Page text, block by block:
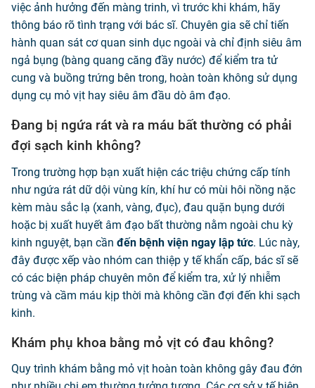
việc ảnh hưởng đến màng trinh, vì trước khi khám, hãy
thông báo rõ tình trạng với bác sĩ. Chuyên gia sẽ chỉ tiến
hành quan sát cơ quan sinh dục ngoài và chỉ định siêu âm
ngả bụng (bàng quang căng đầy nước) để kiểm tra tử
cung và buồng trứng bên trong, hoàn toàn không sử dụng
dụng cụ mỏ vịt hay siêu âm đầu dò âm đạo.
Đang bị ngứa rát và ra máu bất thường có phải
đợi sạch kinh không?
Trong trường hợp bạn xuất hiện các triệu chứng cấp tính
như ngứa rát dữ dội vùng kín, khí hư có mùi hôi nồng nặc
kèm màu sắc lạ (xanh, vàng, đục), đau quặn bụng dưới
hoặc bị xuất huyết âm đạo bất thường nằm ngoài chu kỳ
kinh nguyệt, bạn cần đến bệnh viện ngay lập tức. Lúc này,
đây được xếp vào nhóm can thiệp y tế khẩn cấp, bác sĩ sẽ
có các biện pháp chuyên môn để kiểm tra, xử lý nhiễm
trùng và cầm máu kịp thời mà không cần đợi đến khi sạch
kinh.
Khám phụ khoa bằng mỏ vịt có đau không?
Quy trình khám bằng mỏ vịt hoàn toàn không gây đau đớn